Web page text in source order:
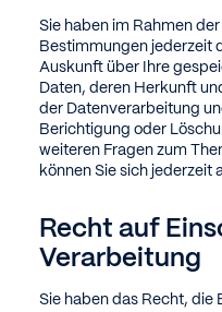
Sie haben im Rahmen
Bestimmungen jederzeit
Auskunft über Ihre
Daten, deren Herkunft
der Datenverarbeitung
Berichtigung oder
weiteren Fragen zum
können Sie sich jederzeit
Recht auf
Verarbeitung
Sie haben das Recht, die